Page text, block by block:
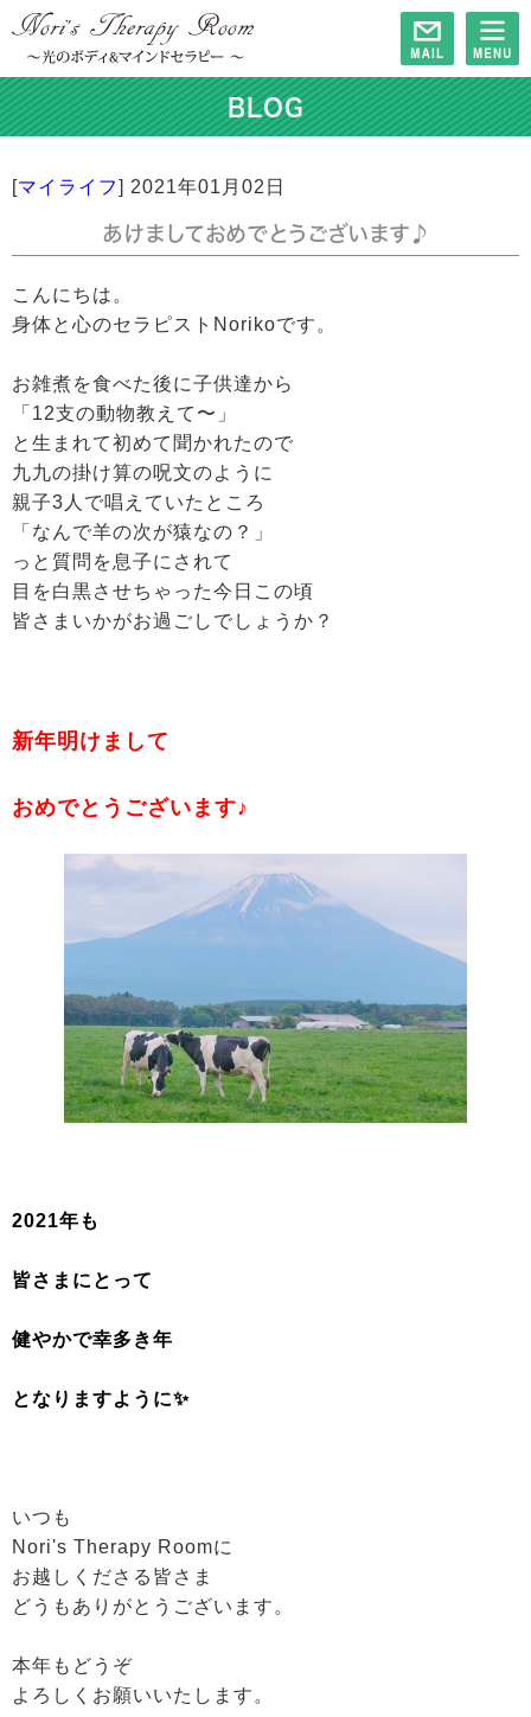
BLOG
[マイライフ] 2021年01月02日
あけましておめでとうございます♪
こんにちは。
身体と心のセラピストNorikoです。
お雑煮を食べた後に子供達から
「12支の動物教えて〜」
と生まれて初めて聞かれたので
九九の掛け算の呪文のように
親子3人で唱えていたところ
「なんで羊の次が猿なの？」
っと質問を息子にされて
目を白黒させちゃった今日この頃
皆さまいかがお過ごしでしょうか？
新年明けまして
おめでとうございます♪
2021年も
皆さまにとって
健やかで幸多き年
となりますように✨
いつも
Nori's Therapy Roomに
お越しくださる皆さま
どうもありがとうございます。
本年もどうぞ
よろしくお願いいたします。